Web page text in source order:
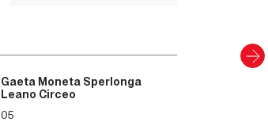
Gaeta Moneta Sperlonga
Leano Circeo
05